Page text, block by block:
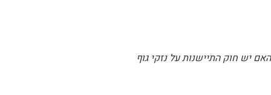
האם יש חוק התיישנות על נזקי גוף